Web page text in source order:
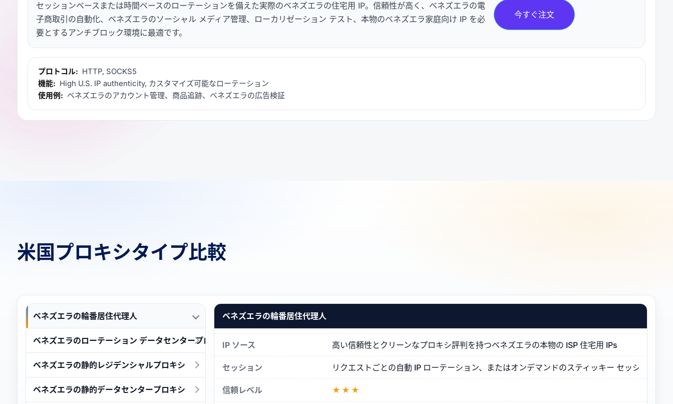
セッションベースまたは時間ベースのローテーションを備えた実際のベネズエラの住宅用 IP。信頼性が高く、ベネズエラの電
子商取引の自動化、ベネズエラのソーシャル メディア管理、ローカリゼーション テスト、本物のベネズエラ家庭向け IP を必
要とするアンチブロック環境に最適です。
今すぐ注文
プロトコル: HTTP, SOCKS5
機能: High U.S. IP authenticity, カスタマイズ可能なローテーション
使用例: ベネズエラのアカウント管理、商品追跡、ベネズエラの広告検証
米国プロキシタイプ比較
ベネズエラの輪番居住代理人
ベネズエラのローテーション データセンタープロキシ
ベネズエラの静的レジデンシャルプロキシ
ベネズエラの静的データセンタープロキシ
ベネズエラの輪番居住代理人
IP ソース 高い信頼性とクリーンなプロキシ評判を持つベネズエラの本物の ISP 住宅用 IPs
セッション リクエストごとの自動 IP ローテーション、またはオンデマンドのスティッキー セッション
信頼レベル ★★★